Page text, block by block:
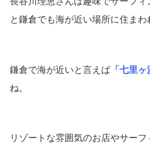
と鎌倉でも海が近い場所に住まわ
鎌倉で海が近いと言えば「七里ヶ
ね。
リゾートな雰囲気のお店やサー